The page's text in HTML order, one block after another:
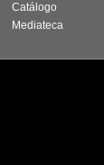
Catálogo
Mediateca